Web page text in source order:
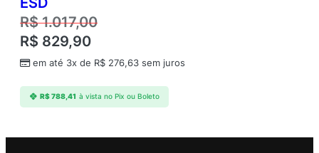
R$1.017,00
R$ 829,90
em até 3x de R$ 276,63 sem juros
R$788,41 à vista no Pix ou Boleto